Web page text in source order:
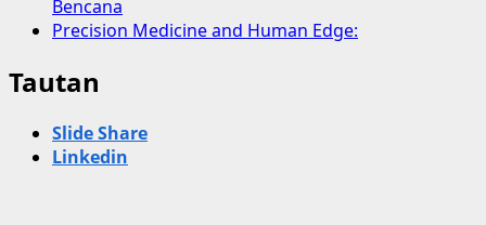
Bencana
Precision Medicine and Human Edge:
Tautan
Slide Share
Linkedin